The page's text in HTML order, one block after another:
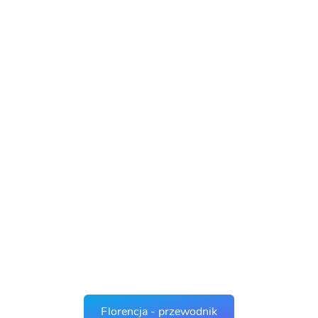
Florencja - przewodnik